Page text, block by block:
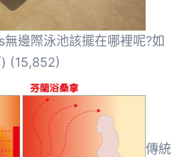
邊際泳池該擺在哪裡呢?如
(15,852)
傳統